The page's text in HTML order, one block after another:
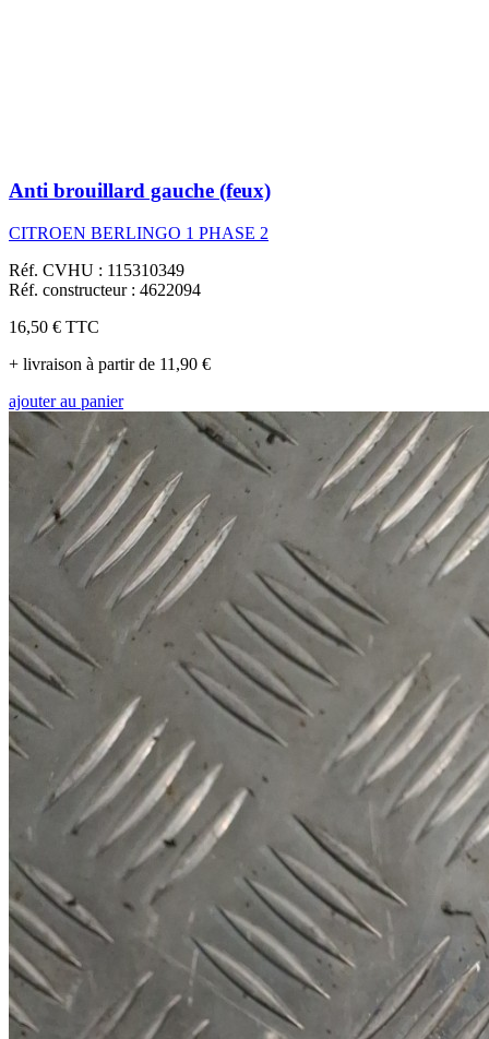
Anti brouillard gauche (feux)
CITROEN BERLINGO 1 PHASE 2
Réf. CVHU : 115310349
Réf. constructeur : 4622094
16,50 € TTC
+ livraison à partir de 11,90 €
ajouter au panier